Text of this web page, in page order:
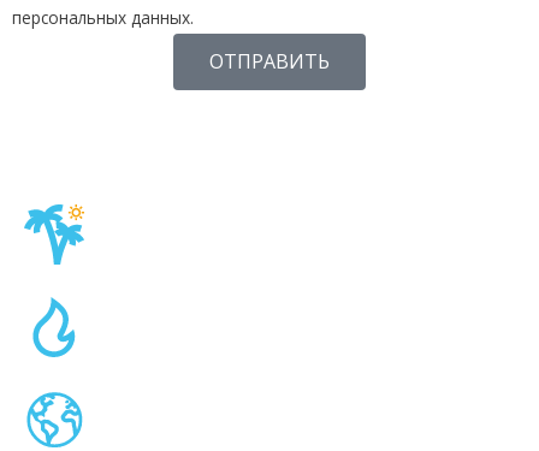
персональных данных.
ОТПРАВИТЬ